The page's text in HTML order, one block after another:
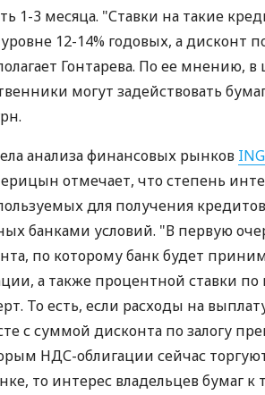
1-3 месяца. "Ставки на такие
12-14% годовых, а дисконт
Гонтарева. По ее мнению, в
могут задействовать
анализа финансовых рынков
отмечает, что степень
для получения
банками условий. "В первую
по которому банк будет
а также процентной ставки по
То есть, если расходы на
с суммой дисконта по залогу
НДС-облигации сейчас
то интерес владельцев бумаг к